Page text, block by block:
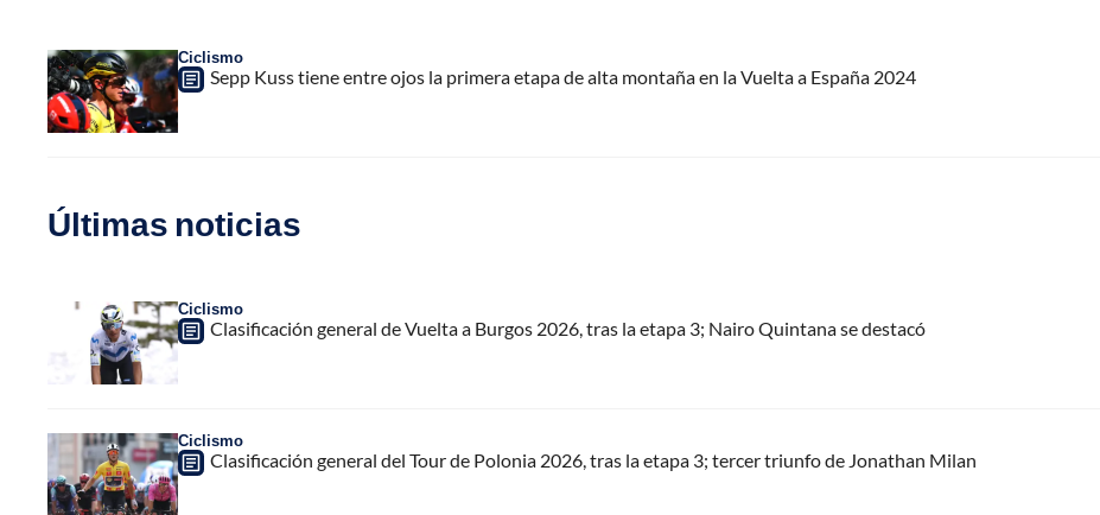
Ciclismo
Sepp Kuss tiene entre ojos la primera etapa de alta montaña en la Vuelta a España 2024
Últimas noticias
Ciclismo
Clasificación general de Vuelta a Burgos 2026, tras la etapa 3; Nairo Quintana se destacó
Ciclismo
Clasificación general del Tour de Polonia 2026, tras la etapa 3; tercer triunfo de Jonathan Milan